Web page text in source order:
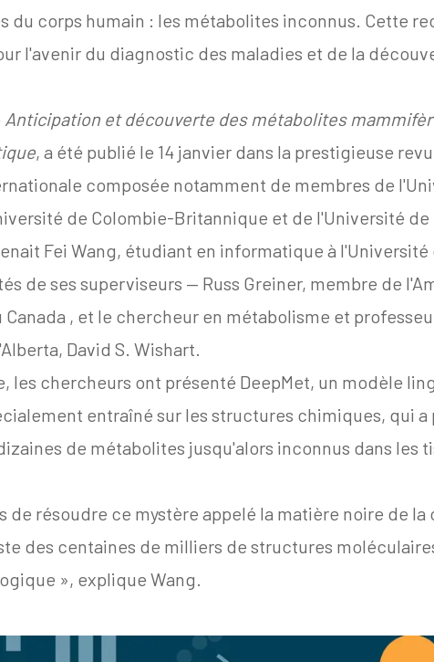
du corps humain : les métabolites inconnus. Cette
l'avenir du diagnostic des maladies et de la
Anticipation et découverte des métabolites
, a été publié le 14 janvier dans la prestigieuse
composée notamment de membres de
de Colombie-Britannique et de l'Université
Fei Wang, étudiant en informatique à l'Université
de ses superviseurs — Russ Greiner, membre de
Canada , et le chercheur en métabolisme et
David S. Wishart.
les chercheurs ont présenté DeepMet, un modèle
entraîné sur les structures chimiques, qui a
de métabolites jusqu'alors inconnus dans les
de résoudre ce mystère appelé la matière noire de la
des centaines de milliers de structures
», explique Wang.